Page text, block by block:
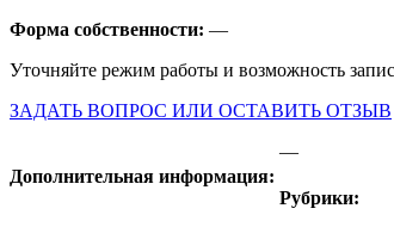
Форма собственности: —
Уточняйте режим работы и возможность
ЗАДАТЬ ВОПРОС ИЛИ ОСТАВИТЬ ОТЗЫВ
Дополнительная информация:
—
Рубрики: